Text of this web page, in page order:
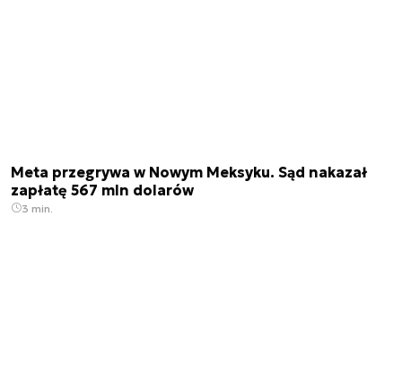
Meta przegrywa w Nowym Meksyku. Sąd nakazał
zapłatę 567 mln dolarów
3 min.